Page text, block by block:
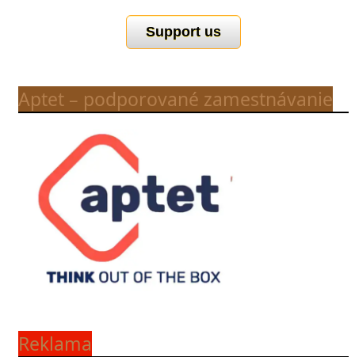
Support us
Aptet – podporované zamestnávanie
Reklama